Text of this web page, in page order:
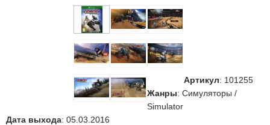
Артикул: 101255
Жанры: Симуляторы /
Simulator
Дата выхода: 05.03.2016